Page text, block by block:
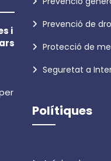
i
Prevenció de
Protecció de
Seguretat a
Polítiques